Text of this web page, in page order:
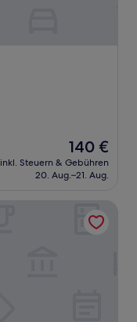
Der
Preis
beträgt
140 €
inkl. Steuern & Gebühren
20. Aug.–21. Aug.